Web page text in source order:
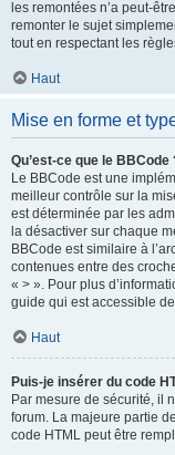
les remontées n’a peut-
remonter le sujet
tout en respectant les
Haut
Mise en forme et
Qu’est-ce que le BBCode
Le BBCode est une
meilleur contrôle sur la
est déterminée par les
la désactiver sur chaque
BBCode est similaire à
contenues entre des
« > ». Pour plus
guide qui est accessible
Haut
Puis-je insérer du code
Par mesure de sécurité, il
forum. La majeure partie
code HTML peut être